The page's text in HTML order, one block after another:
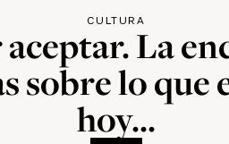
CULTURA
La
sobre lo que
hoy...